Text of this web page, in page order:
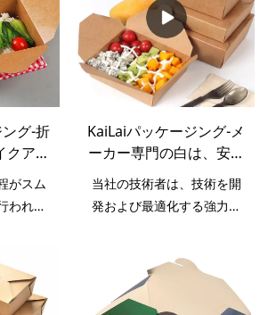
グ-折
クアウ
食品
フード
アウト
がスム
われる
常に
用分野
取り出
KaiLaiパッケージング-メ
ーカー専門の白は、安い
食品グレードをカスタマ
イズし、ファーストフー
ドの紙のパッケージング
ボックスに持ち帰ります
当社の技術者は、技術を開
発および最適化する強力な
マイズで安価な食品グレー
ドがファーストフードの紙